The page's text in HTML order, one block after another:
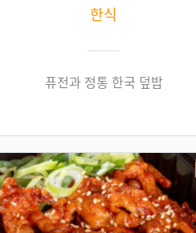
한식
퓨전과 정통 한국 덮밥